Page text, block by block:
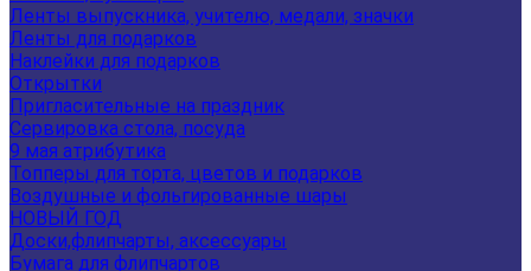
Ленты выпускника, учителю, медали, значки
Ленты для подарков
Наклейки для подарков
Открытки
Пригласительные на праздник
Сервировка стола, посуда
9 мая атрибутика
Топперы для торта, цветов и подарков
Воздушные и фольгированные шары
НОВЫЙ ГОД
Доски,флипчарты, аксессуары
Бумага для флипчартов